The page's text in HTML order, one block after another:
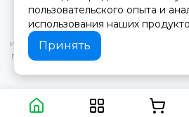
характеристик, стоимости
информационный характер и ни при
публичной офертой, определяемой
пользовательского опыта и
использования наших
Принять